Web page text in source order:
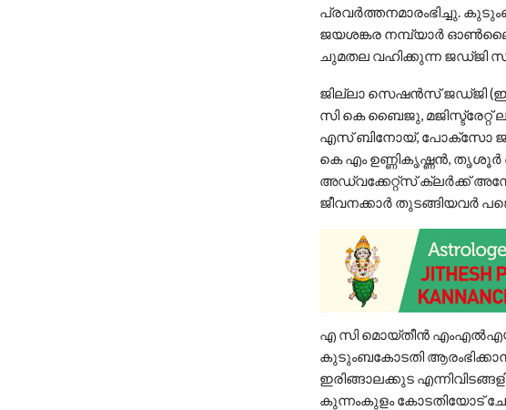
പ്രവർത്തനമാരംഭിച്ചു.
ജയശങ്കര നമ്പ്യാർ
ചുമതല വഹിക്കുന്ന ജഡ്ജി
ജില്ലാ സെഷൻസ് ജഡ്ജി
സി കെ ബൈജു, മജിസ്ട്രേറ്റ്
എസ് ബിനോയ്, പോക്സോ
കെ എം ഉണ്ണികൃഷ്ണൻ,
അഡ്വക്കേറ്റ്സ് ക്ലർക്ക്
ജീവനക്കാർ തുടങ്ങിയവർ
എ സി മൊയ്തീൻ
കുടുംബകോടതി
ഇരിങ്ങാലക്കുട
കുന്നംകുളം കോടതിയോട്